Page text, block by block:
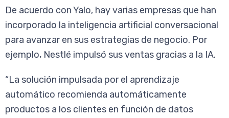
De acuerdo con Yalo, hay varias empresas que han
incorporado la inteligencia artificial conversacional
para avanzar en sus estrategias de negocio. Por
ejemplo, Nestlé impulsó sus ventas gracias a la IA.
“La solución impulsada por el aprendizaje
automático recomienda automáticamente
productos a los clientes en función de datos